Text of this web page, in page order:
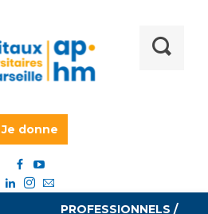
Je donne
PROFESSIONNELS /